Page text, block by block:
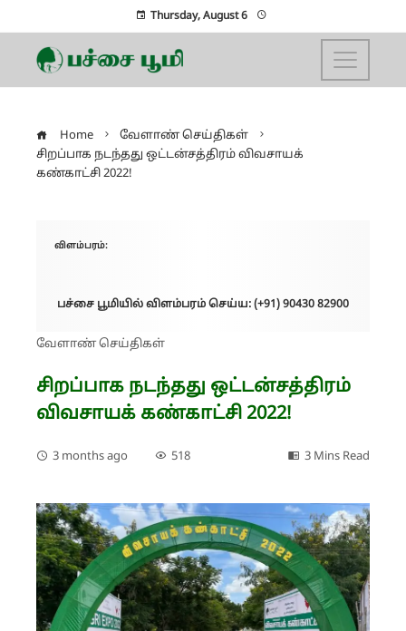
Thursday, August 6
Home
வேளாண் செய்திகள்
சிறப்பாக நடந்தது ஒட்டன்சத்திரம் விவசாயக்
கண்காட்சி 2022!
விளம்பரம்:
பச்சை பூமியில் விளம்பரம் செய்ய: (+91) 90430 82900
வேளாண் செய்திகள்
சிறப்பாக நடந்தது ஒட்டன்சத்திரம்
விவசாயக் கண்காட்சி 2022!
3 months ago 518 3 Mins Read